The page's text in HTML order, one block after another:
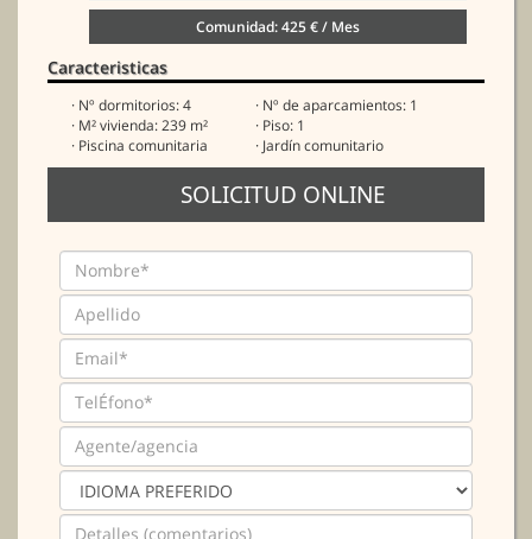
Comunidad: 425 € / Mes
Caracteristicas
· Nº dormitorios: 4
· Nº de aparcamientos: 1
· M² vivienda: 239 m²
· Piso: 1
· Piscina comunitaria
· Jardín comunitario
SOLICITUD ONLINE